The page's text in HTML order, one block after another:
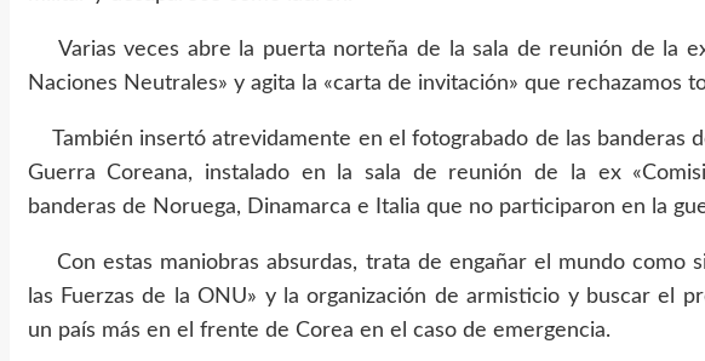
Varias veces abre la puerta norteña de la sala de reunión de la
Naciones Neutrales» y agita la «carta de invitación» que rechazamos
También insertó atrevidamente en el fotograbado de las banderas
Guerra Coreana, instalado en la sala de reunión de la ex
banderas de Noruega, Dinamarca e Italia que no participaron en la
Con estas maniobras absurdas, trata de engañar el mundo como
las Fuerzas de la ONU» y la organización de armisticio y buscar el
un país más en el frente de Corea en el caso de emergencia.